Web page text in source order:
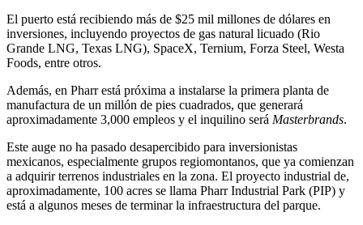
El puerto está recibiendo más de $25 mil millones de dólares en
inversiones, incluyendo proyectos de gas natural licuado (Rio
Grande LNG, Texas LNG), SpaceX, Ternium, Forza Steel, Westa
Foods, entre otros.
Además, en Pharr está próxima a instalarse la primera planta de
manufactura de un millón de pies cuadrados, que generará
aproximadamente 3,000 empleos y el inquilino será Masterbrands.
Este auge no ha pasado desapercibido para inversionistas
mexicanos, especialmente grupos regiomontanos, que ya comienzan
a adquirir terrenos industriales en la zona. El proyecto industrial de,
aproximadamente, 100 acres se llama Pharr Industrial Park (PIP) y
está a algunos meses de terminar la infraestructura del parque.